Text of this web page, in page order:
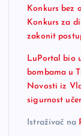
Konkurs bez
Konkurs za
zakonit
LuPortal bio
bombama u
Novosti iz
sigurnost
Istraživač na